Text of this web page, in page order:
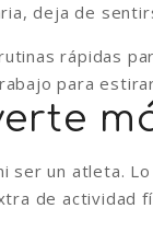
deja de
para
ser un atleta.
de actividad